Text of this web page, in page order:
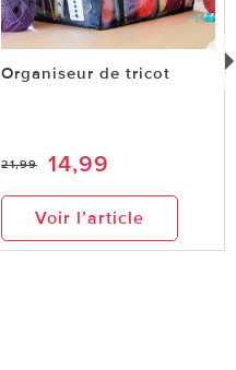
Organiseur de tricot
21,99 14,99
Voir l’article